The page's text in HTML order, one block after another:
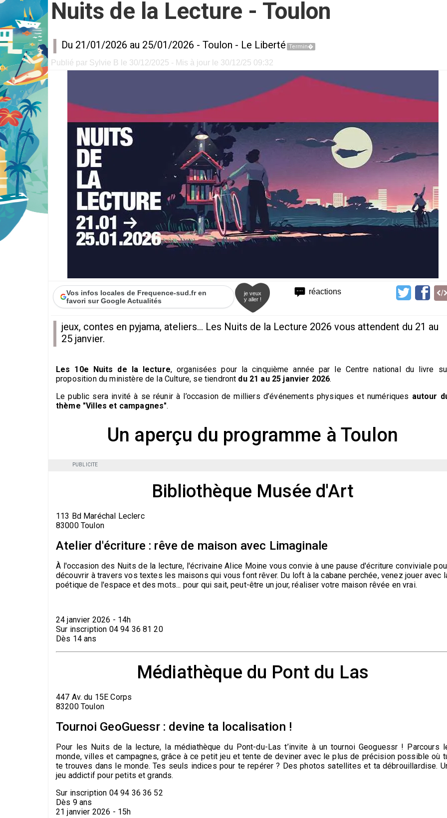
Nuits de la Lecture - Toulon
Du 21/01/2026 au 25/01/2026 - Toulon - Le Liberté Termin�
Publié par Sylvie B le 30/12/2025 - Mis à jour le 30/12/25 09:32
réactions
Vos infos locales de Frequence-sud.fr en
favori sur Google Actualités
je veux
y aller !
jeux, contes en pyjama, ateliers... Les Nuits de la Lecture 2026 vous attendent du 21 au
25 janvier.
Les 10e Nuits de la lecture, organisées pour la cinquième année par le Centre national du livre
proposition du ministère de la Culture, se tiendront du 21 au 25 janvier 2026.
Le public sera invité à se réunir à l’occasion de milliers d’événements physiques et numériques autour
thème "Villes et campagnes".
Un aperçu du programme à Toulon
PUBLICITE
Bibliothèque Musée d'Art
113 Bd Maréchal Leclerc
83000 Toulon
Atelier d'écriture : rêve de maison avec Limaginale
À l'occasion des Nuits de la lecture, l'écrivaine Alice Moine vous convie à une pause d'écriture conviviale
découvrir à travers vos textes les maisons qui vous font rêver. Du loft à la cabane perchée, venez jouer avec
poétique de l'espace et des mots... pour qui sait, peut-être un jour, réaliser votre maison rêvée en vrai.
24 janvier 2026 - 14h
Sur inscription 04 94 36 81 20
Dès 14 ans
Médiathèque du Pont du Las
447 Av. du 15E Corps
83200 Toulon
Tournoi GeoGuessr : devine ta localisation !
Pour les Nuits de la lecture, la médiathèque du Pont-du-Las t’invite à un tournoi Geoguessr ! Parcours
monde, villes et campagnes, grâce à ce petit jeu et tente de deviner avec le plus de précision possible où
te trouves dans le monde. Tes seuls indices pour te repérer ? Des photos satellites et ta débrouillardise.
jeu addictif pour petits et grands.
Sur inscription 04 94 36 36 52
Dès 9 ans
21 janvier 2026 - 15h